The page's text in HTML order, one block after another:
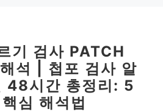
기 검사 PATCH
석 | 첩포 검사 알
48시간 총정리: 5
심 해석법